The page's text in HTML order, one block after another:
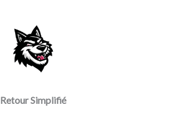
Retour Simplifié